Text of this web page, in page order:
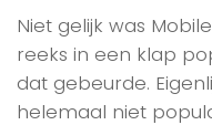
Niet gelijk was
reeks in een klap
dat gebeurde.
helemaal niet